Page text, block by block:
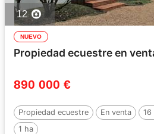
12
NUEVO
Propiedad ecuestre en
890 000 €
Propiedad ecuestre En venta 16
1 ha